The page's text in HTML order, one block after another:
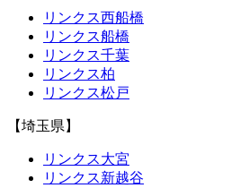
リンクス西船橋
リンクス船橋
リンクス千葉
リンクス柏
リンクス松戸
【埼玉県】
リンクス大宮
リンクス新越谷